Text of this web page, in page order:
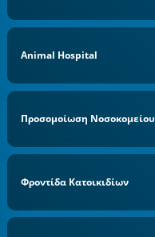
Animal Hospital
Προσομοίωση Νοσοκομείου
Φροντίδα Κατοικιδίων